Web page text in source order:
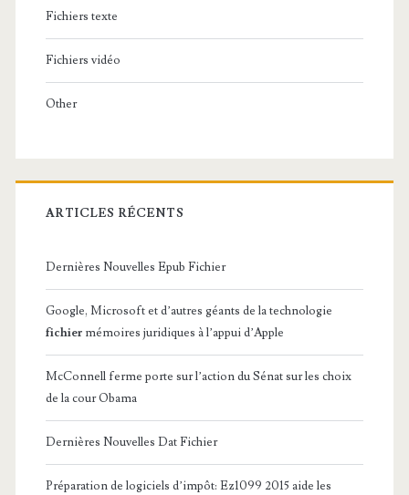
Fichiers texte
Fichiers vidéo
Other
ARTICLES RÉCENTS
Dernières Nouvelles Epub Fichier
Google, Microsoft et d’autres géants de la technologie
fichier mémoires juridiques à l’appui d’Apple
McConnell ferme porte sur l’action du Sénat sur les choix
de la cour Obama
Dernières Nouvelles Dat Fichier
Préparation de logiciels d’impôt: Ez1099 2015 aide les